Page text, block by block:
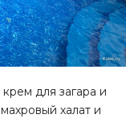
для загара и
халат и